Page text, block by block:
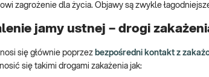
zagrożenie dla życia. Objawy są zwykle
jamy ustnej – drogi
się głównie poprzez bezpośredni kontakt z
się takimi drogami zakażenia jak: